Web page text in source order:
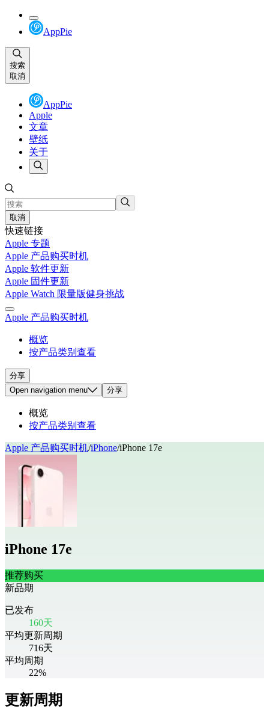
AppPie
搜索
取消
AppPie
Apple
文章
壁纸
关于
取消
快速链接
Apple 专题
Apple 产品购买时机
Apple 软件更新
Apple 固件更新
Apple Watch 限量版健身挑战
Apple 产品购买时机
概览
按产品类别查看
分享
Open navigation menu 分享
概览
按产品类别查看
Apple 产品购买时机/iPhone/iPhone 17e
iPhone 17e
推荐购买
新品期
已发布
160天
平均更新周期
716天
平均周期
22%
更新周期